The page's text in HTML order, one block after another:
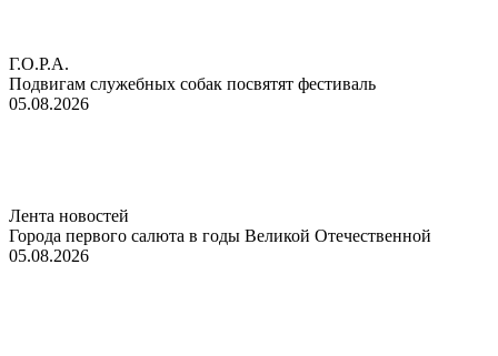
Г.О.Р.А.
Подвигам служебных собак посвятят фестиваль
05.08.2026
Лента новостей
Города первого салюта в годы Великой Отечественной
05.08.2026